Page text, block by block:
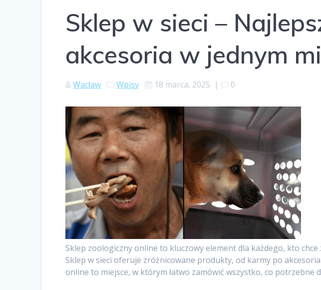
Sklep w sieci –
akcesoria w jednym
Wacław Wpisy 18 marca, 2025 | 0
Sklep zoologiczny online to kluczowy element dla każdego, kto
Sklep w sieci oferuje zróżnicowane produkty, od karmy po
online to miejsce, w którym łatwo zamówić wszystko, co potrzebne